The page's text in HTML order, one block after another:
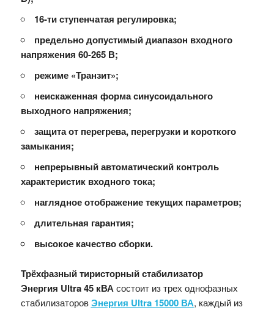
16-ти ступенчатая регулировка;
предельно допустимый диапазон входного
напряжения 60-265 В;
режиме «Транзит»;
неискаженная форма синусоидального
выходного напряжения;
защита от перегрева, перегрузки и короткого
замыкания;
непрерывный автоматический контроль
характеристик входного тока;
наглядное отображение текущих параметров;
длительная гарантия;
высокое качество сборки.
Трёхфазный тиристорный стабилизатор
Энергия Ultra 45 кВАсостоит из трех однофазных
стабилизаторовЭнергия Ultra 15000 ВА, каждый из